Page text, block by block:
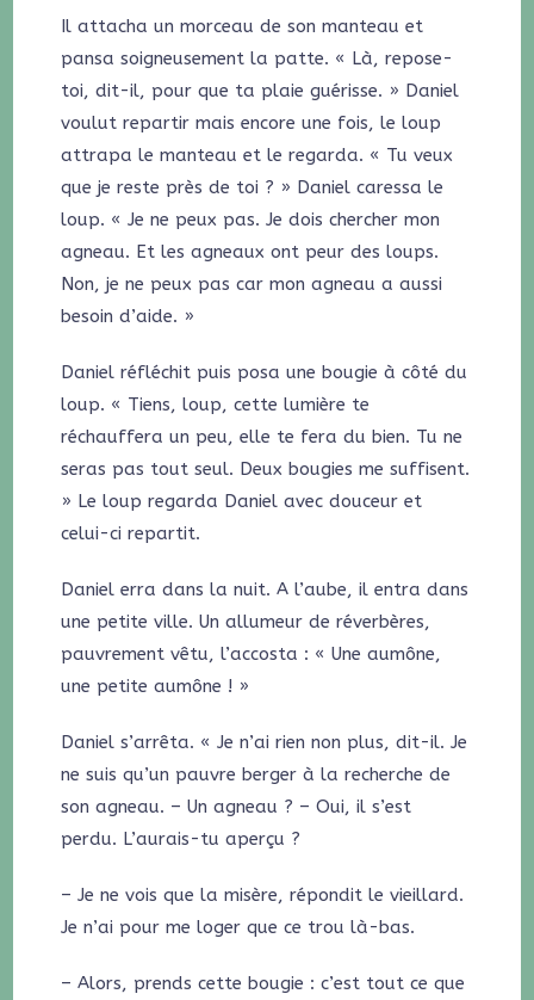
Il attacha un morceau de son manteau et
pansa soigneusement la patte. « Là, repose-
toi, dit-il, pour que ta plaie guérisse. » Daniel
voulut repartir mais encore une fois, le loup
attrapa le manteau et le regarda. « Tu veux
que je reste près de toi ? » Daniel caressa le
loup. « Je ne peux pas. Je dois chercher mon
agneau. Et les agneaux ont peur des loups.
Non, je ne peux pas car mon agneau a aussi
besoin d’aide. »
Daniel réfléchit puis posa une bougie à côté du
loup. « Tiens, loup, cette lumière te
réchauffera un peu, elle te fera du bien. Tu ne
seras pas tout seul. Deux bougies me suffisent.
» Le loup regarda Daniel avec douceur et
celui-ci repartit.
Daniel erra dans la nuit. A l’aube, il entra dans
une petite ville. Un allumeur de réverbères,
pauvrement vêtu, l’accosta : « Une aumône,
une petite aumône ! »
Daniel s’arrêta. « Je n’ai rien non plus, dit-il. Je
ne suis qu’un pauvre berger à la recherche de
son agneau. – Un agneau ? – Oui, il s’est
perdu. L’aurais-tu aperçu ?
– Je ne vois que la misère, répondit le vieillard.
Je n’ai pour me loger que ce trou là-bas.
– Alors, prends cette bougie : c’est tout ce que